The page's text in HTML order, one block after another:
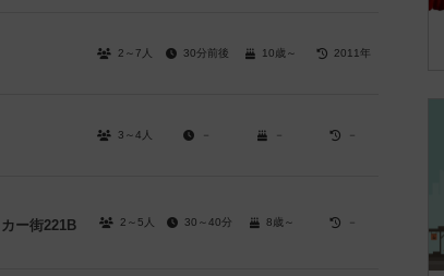
2～7人 30分前後 10歳～ 2011年
3～4人 － － －
ー街221B 2～5人 30～40分 8歳～ －